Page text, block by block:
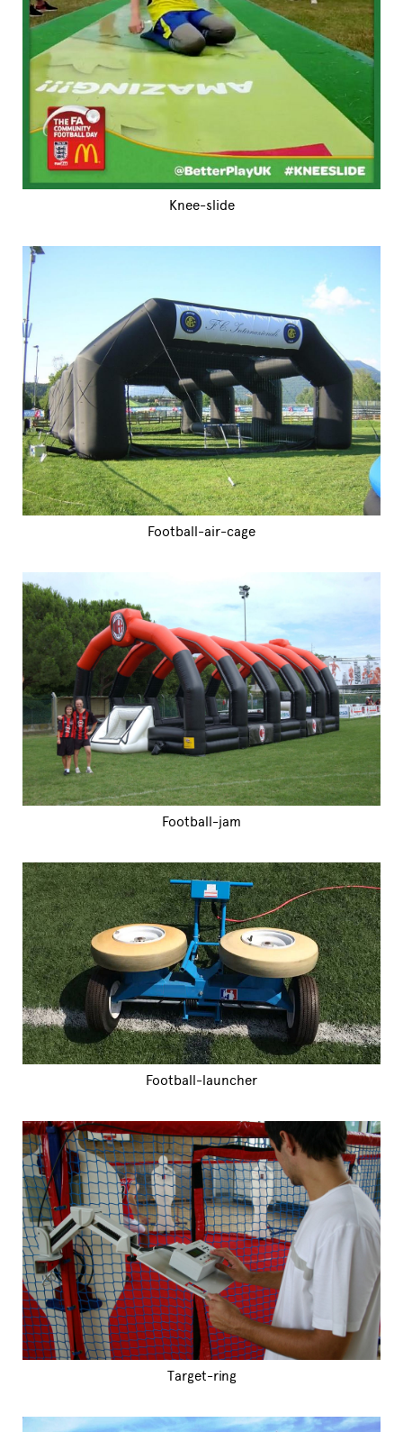
Knee-slide
Football-air-cage
Football-jam
Football-launcher
Target-ring